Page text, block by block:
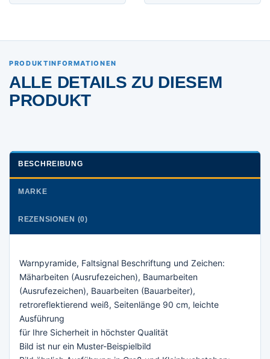
PRODUKTINFORMATIONEN
ALLE DETAILS ZU DIESEM
PRODUKT
BESCHREIBUNG
MARKE
REZENSIONEN (0)
Warnpyramide, Faltsignal Beschriftung und Zeichen:
Mäharbeiten (Ausrufezeichen), Baumarbeiten
(Ausrufezeichen), Bauarbeiten (Bauarbeiter),
retroreflektierend weiß, Seitenlänge 90 cm, leichte
Ausführung
für Ihre Sicherheit in höchster Qualität
Bild ist nur ein Muster-Beispielbild